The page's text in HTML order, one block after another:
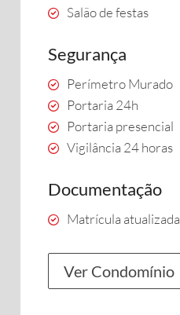
Salão de festas
Segurança
Perímetro Murado
Portaria 24h
Portaria presencial
Vigilância 24 horas
Documentação
Matrícula atualizada
Ver Condomínio